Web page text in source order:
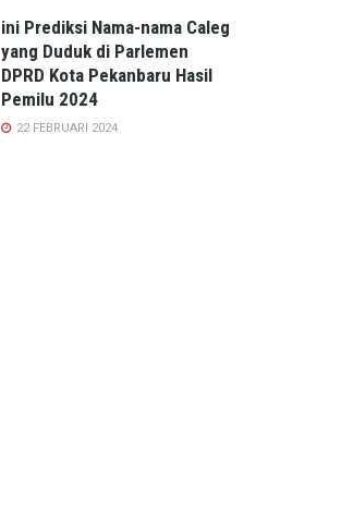
ini Prediksi Nama-nama Caleg
yang Duduk di Parlemen
DPRD Kota Pekanbaru Hasil
Pemilu 2024
22 FEBRUARI 2024